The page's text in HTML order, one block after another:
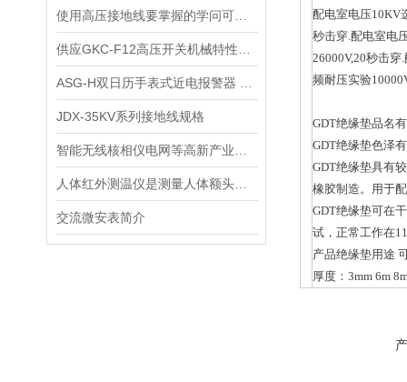
JDX-35KV系列接地线规格
交流微安表简介
配电室电压10KV
秒击穿.配电室电
26000V,20秒击
频耐压实验
GDT绝缘垫品名
GDT绝缘垫色泽
GDT绝缘垫具有
橡胶制造。用于
GDT绝缘垫可在
试，正常工作在
产品绝缘垫用途
厚度：3mm 6m